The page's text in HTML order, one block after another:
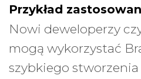
Przykład
Nowi deweloperzy
mogą wykorzystać
szybkiego